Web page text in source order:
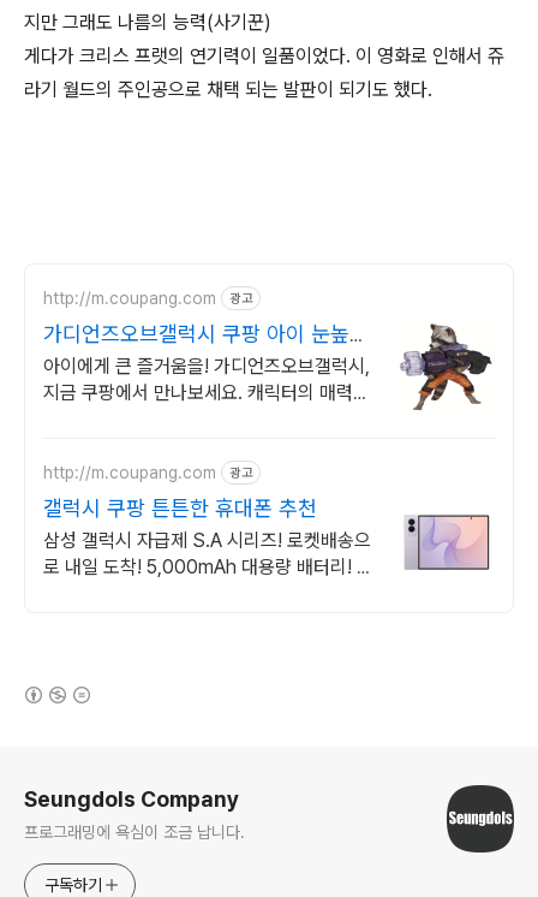
지만 그래도 나름의 능력(사기꾼)
게다가 크리스 프랫의 연기력이 일품이었다. 이 영화로 인해서 쥬
라기 월드의 주인공으로 채택 되는 발판이 되기도 했다.
http://m.coupang.com 광고
가디언즈오브갤럭시 쿠팡 아이 눈높이
맞춘 장난감
아이에게 큰 즐거움을! 가디언즈오브갤럭시,
지금 쿠팡에서 만나보세요. 캐릭터의 매력을
http://m.coupang.com 광고
갤럭시 쿠팡 튼튼한 휴대폰 추천
삼성 갤럭시 자급제 S.A 시리즈! 로켓배송으
로 내일 도착! 5,000mAh 대용량 배터리! 방
Seungdols Company
프로그래밍에 욕심이 조금 납니다.
구독하기